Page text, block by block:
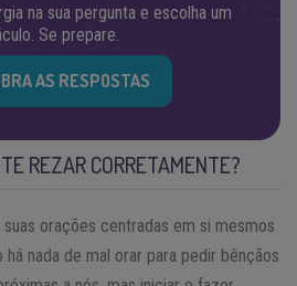
na sua pergunta e escolha um
Se prepare.
AS RESPOSTAS
REZAR CORRETAMENTE?
orações centradas em si mesmos
nada de mal orar para pedir bênçãos